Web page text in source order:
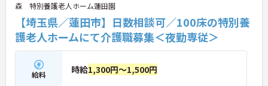
森 特別養護老人ホーム蓮田園
【埼玉県／蓮田市】日数相談可／100床の特別養
護老人ホームにて介護職募集＜夜勤専従＞
給料 時給1,300円～1,500円